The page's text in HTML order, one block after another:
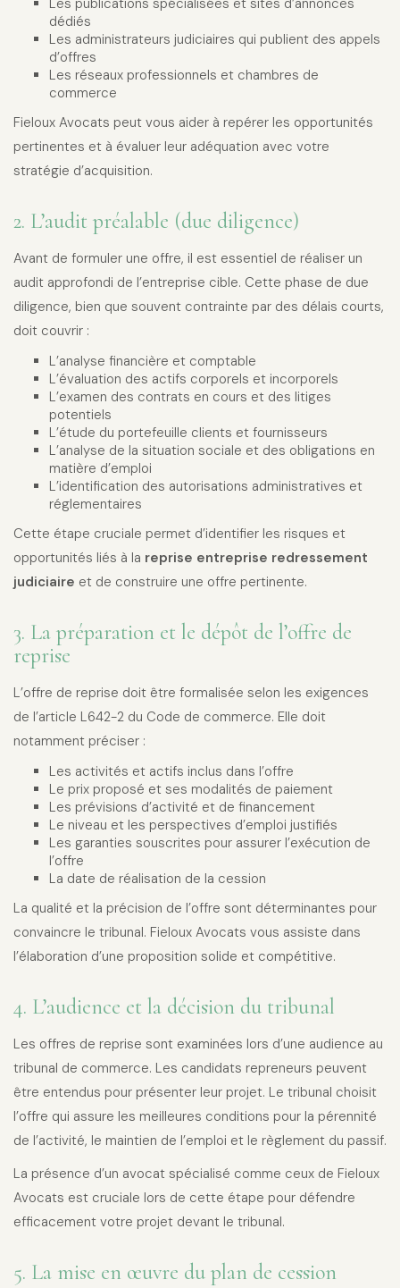
Les publications spécialisées et sites d’annonces
dédiés
Les administrateurs judiciaires qui publient des appels
d’offres
Les réseaux professionnels et chambres de
commerce
Fieloux Avocats peut vous aider à repérer les opportunités
pertinentes et à évaluer leur adéquation avec votre
stratégie d’acquisition.
2. L’audit préalable (due diligence)
Avant de formuler une offre, il est essentiel de réaliser un
audit approfondi de l’entreprise cible. Cette phase de due
diligence, bien que souvent contrainte par des délais courts,
doit couvrir :
L’analyse financière et comptable
L’évaluation des actifs corporels et incorporels
L’examen des contrats en cours et des litiges
potentiels
L’étude du portefeuille clients et fournisseurs
L’analyse de la situation sociale et des obligations en
matière d’emploi
L’identification des autorisations administratives et
réglementaires
Cette étape cruciale permet d’identifier les risques et
opportunités liés à la reprise entreprise redressement
judiciaire et de construire une offre pertinente.
3. La préparation et le dépôt de l’offre de
reprise
L’offre de reprise doit être formalisée selon les exigences
de l’article L642-2 du Code de commerce. Elle doit
notamment préciser :
Les activités et actifs inclus dans l’offre
Le prix proposé et ses modalités de paiement
Les prévisions d’activité et de financement
Le niveau et les perspectives d’emploi justifiés
Les garanties souscrites pour assurer l’exécution de
l’offre
La date de réalisation de la cession
La qualité et la précision de l’offre sont déterminantes pour
convaincre le tribunal. Fieloux Avocats vous assiste dans
l’élaboration d’une proposition solide et compétitive.
4. L’audience et la décision du tribunal
Les offres de reprise sont examinées lors d’une audience au
tribunal de commerce. Les candidats repreneurs peuvent
être entendus pour présenter leur projet. Le tribunal choisit
l’offre qui assure les meilleures conditions pour la pérennité
de l’activité, le maintien de l’emploi et le règlement du passif.
La présence d’un avocat spécialisé comme ceux de Fieloux
Avocats est cruciale lors de cette étape pour défendre
efficacement votre projet devant le tribunal.
5. La mise en œuvre du plan de cession